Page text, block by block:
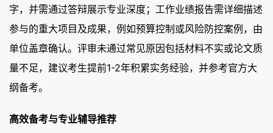
字，并需通过答辩展示专业深度；工作业绩报告需详细描述
参与的重大项目及成果，例如预算控制或风险防控案例，由
单位盖章确认。评审未通过常见原因包括材料不实或论文质
量不足，建议考生提前1-2年积累实务经验，并参考官方大
纲备考。
高效备考与专业辅导推荐